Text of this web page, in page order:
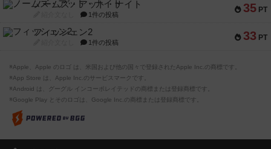
35 PT
ノームズ・アット・ナイト
1件の投稿
33 PT
フィッシェン2
1件の投稿
※Apple、Apple のロゴ は、米国および他の国々で登録されたApple Inc.の商標です。
※App Store は、Apple Inc.のサービスマークです。
※Android は、グーグル インコーポレイテッドの商標または登録商標です。
※Google Play とそのロゴは、Google Inc.の商標または登録商標です。